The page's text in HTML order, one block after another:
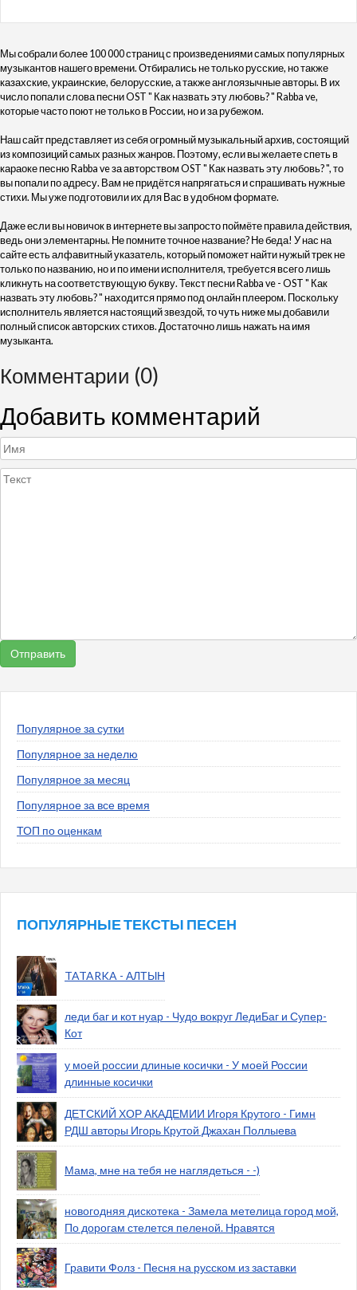
Мы собрали более 100 000 страниц с произведениями самых популярных
музыкантов нашего времени. Отбирались не только русские, но также
казахские, украинские, белорусские, а также англоязычные авторы. В их
число попали слова песни OST " Как назвать эту любовь? " Rabba ve,
которые часто поют не только в России, но и за рубежом.
Наш сайт представляет из себя огромный музыкальный архив, состоящий
из композиций самых разных жанров. Поэтому, если вы желаете спеть в
караоке песню Rabba ve за авторством OST " Как назвать эту любовь? ", то
вы попали по адресу. Вам не придётся напрягаться и спрашивать нужные
стихи. Мы уже подготовили их для Вас в удобном формате.
Даже если вы новичок в интернете вы запросто поймёте правила действия,
ведь они элементарны. Не помните точное название? Не беда! У нас на
сайте есть алфавитный указатель, который поможет найти нужый трек не
только по названию, но и по имени исполнителя, требуется всего лишь
кликнуть на соответствующую букву. Текст песни Rabba ve - OST " Как
назвать эту любовь? " находится прямо под онлайн плеером. Поскольку
исполнитель является настоящий звездой, то чуть ниже мы добавили
полный список авторских стихов. Достаточно лишь нажать на имя
музыканта.
Комментарии (0)
Добавить комментарий
Популярное за сутки
Популярное за неделю
Популярное за месяц
Популярное за все время
ТОП по оценкам
ПОПУЛЯРНЫЕ ТЕКСТЫ ПЕСЕН
TATARKA - АЛТЫН
леди баг и кот нуар - Чудо вокруг ЛедиБаг и Супер-
Кот
у моей россии длиные косички - У моей России
длинные косички
ДЕТСКИЙ ХОР АКАДЕМИИ Игоря Крутого - Гимн
РДШ авторы Игорь Крутой Джахан Поллыева
Мама, мне на тебя не наглядеться - -)
новогодняя дискотека - Замела метелица город мой,
По дорогам стелется пеленой. Нравятся
Гравити Фолз - Песня на русском из заставки